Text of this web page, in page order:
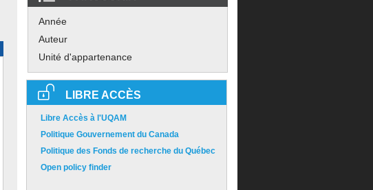
Année
Auteur
Unité d'appartenance
LIBRE ACCÈS
Libre Accès à l'UQAM
Politique Gouvernement du Canada
Politique des Fonds de recherche du Québec
Open policy finder